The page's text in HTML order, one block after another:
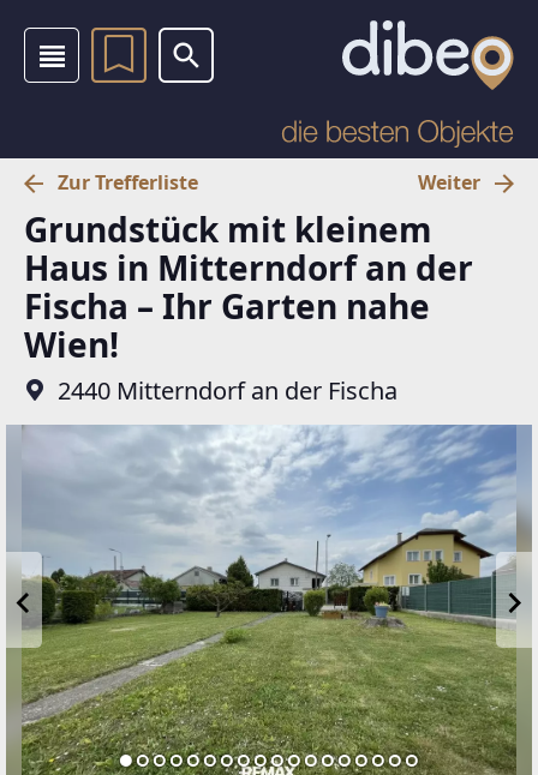
Zur Trefferliste Weiter
Grundstück mit kleinem
Haus in Mitterndorf an der
Fischa – Ihr Garten nahe
Wien!
2440 Mitterndorf an der Fischa